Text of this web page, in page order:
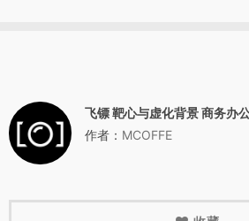
飞镖 靶心与虚化背景 商务办
作者： MCOFFE